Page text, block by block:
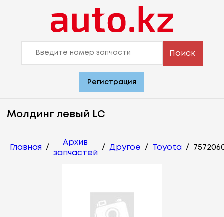
Поиск
Регистрация
Молдинг левый LC
Главная /
Архив
запчастей
/ Другое / Toyota /